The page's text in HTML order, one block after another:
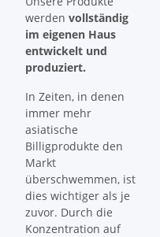
werden vollständig
im eigenen Haus
entwickelt und
produziert.
In Zeiten, in denen
immer mehr
asiatische
Billigprodukte den
Markt
überschwemmen, ist
dies wichtiger als je
zuvor. Durch die
Konzentration auf